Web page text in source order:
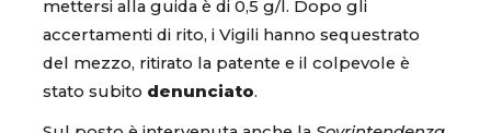
mettersi alla guida è di 0,5 g/l. Dopo gli
accertamenti di rito, i Vigili hanno sequestrato
del mezzo, ritirato la patente e il colpevole è
stato subito denunciato.